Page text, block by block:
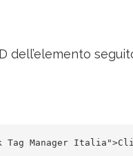
dell’elemento
Tag Manager